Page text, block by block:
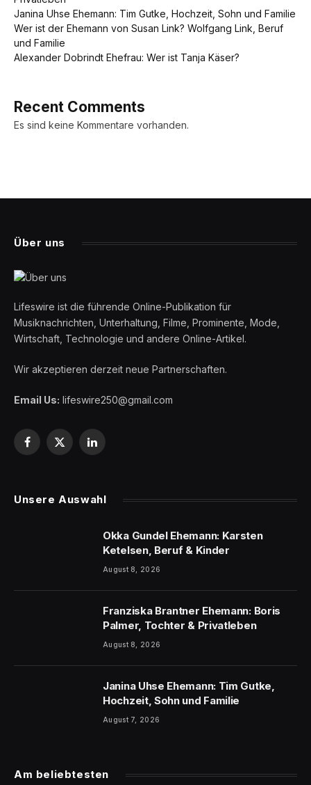
Janina Uhse Ehemann: Tim Gutke, Hochzeit, Sohn und Familie
Wer ist der Ehemann von Susan Link? Wolfgang Link, Beruf
und Familie
Alexander Dobrindt Ehefrau: Wer ist Tanja Käser?
Recent Comments
Es sind keine Kommentare vorhanden.
Über uns
Lifeswire ist die führende Online-Publikation für
Musiknachrichten, Unterhaltung, Filme, Prominente, Mode,
Wirtschaft, Technologie und andere Online-Artikel.
Wir akzeptieren derzeit neue Partnerschaften.
Email Us: lifeswire250@gmail.com
Facebook
X
LinkedIn
Unsere Auswahl
Okka Gundel Ehemann: Karsten
Ketelsen, Beruf & Kinder
August 8, 2026
Franziska Brantner Ehemann: Boris
Palmer, Tochter & Privatleben
August 8, 2026
Janina Uhse Ehemann: Tim Gutke,
Hochzeit, Sohn und Familie
August 7, 2026
Am beliebtesten